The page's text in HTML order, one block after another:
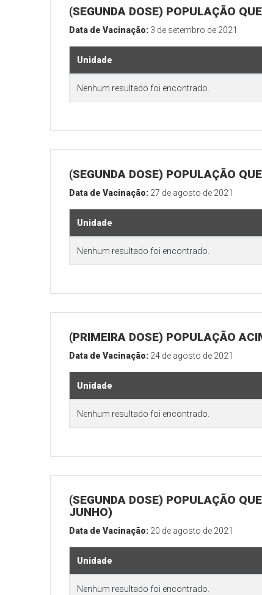
(SEGUNDA DOSE) POPULAÇÃO
Data de Vacinação: 3 de setembro de 2021
Unidade
Nenhum resultado foi encontrado.
(SEGUNDA DOSE) POPULAÇÃO
Data de Vacinação: 27 de agosto de 2021
Unidade
Nenhum resultado foi encontrado.
(PRIMEIRA DOSE) POPULAÇÃO
Data de Vacinação: 24 de agosto de 2021
Unidade
Nenhum resultado foi encontrado.
(SEGUNDA DOSE) POPULAÇÃO
JUNHO)
Data de Vacinação: 20 de agosto de 2021
Unidade
Nenhum resultado foi encontrado.